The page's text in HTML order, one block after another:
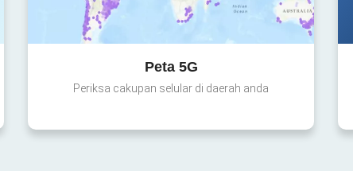
Peta 5G
Periksa cakupan selular di daerah anda